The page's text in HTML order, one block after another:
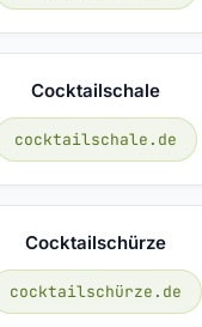
Cocktailschale
cocktailschale.de
Cocktailschürze
cocktailschürze.de